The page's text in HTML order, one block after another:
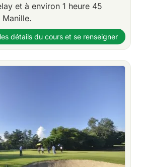
et à environ 1 heure 45
Manille.
détails du cours et se renseigner